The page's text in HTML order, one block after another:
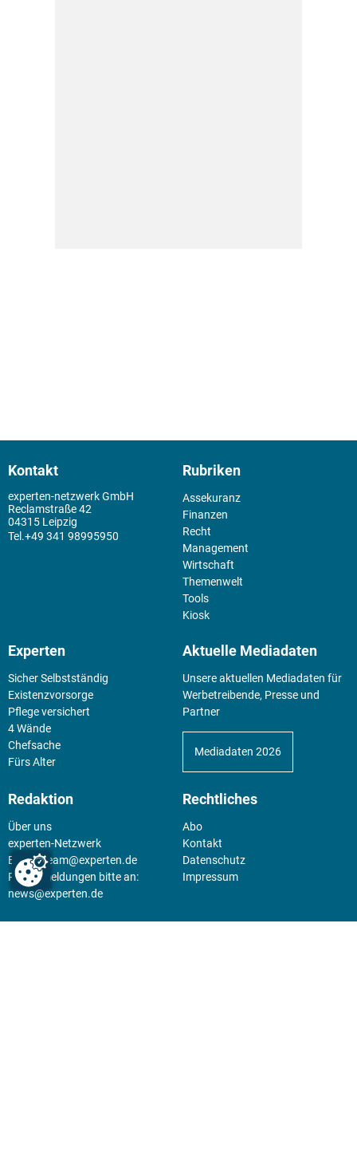
Kontakt
experten-netzwerk GmbH
Reclamstraße 42
04315 Leipzig
+49 341 98995950
Rubriken
Assekuranz
Finanzen
Recht
Management
Wirtschaft
Themenwelt
Tools
Kiosk
Experten
Sicher Selbstständig
Existenz­vorsorge
Pflege versichert
4 Wände
Chefsache
Fürs Alter
Aktuelle Mediadaten
Unsere aktuellen Mediadaten für
Werbetreibende, Presse und
Partner
Mediadaten 2026
Redaktion
Über uns
experten-Netzwerk
E-Mail:team@experten.de
Pressemeldungen bitte an:
news@experten.de
Rechtliches
Abo
Kontakt
Datenschutz
Impressum